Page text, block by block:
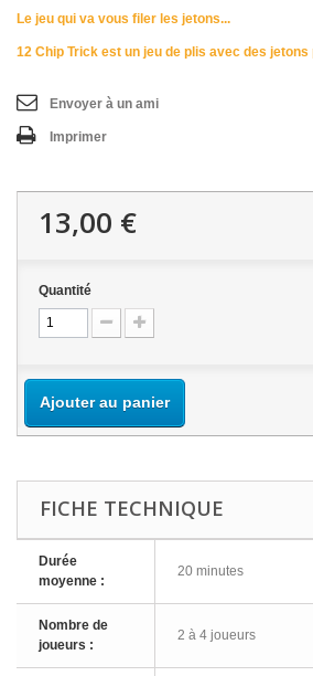
Le jeu qui va vous filer les jetons...
12 Chip Trick est un jeu de plis avec des jetons
Envoyer à un ami
Imprimer
13,00 €
Quantité
Ajouter au panier
FICHE TECHNIQUE
Durée
moyenne :
20 minutes
Nombre de
joueurs :
2 à 4 joueurs